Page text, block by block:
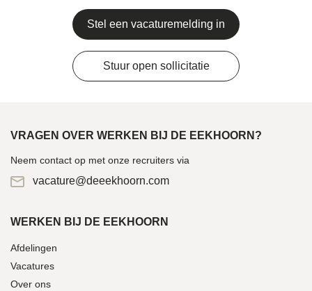
Stel een vacaturemelding in
Stuur open sollicitatie
WERKEN BIJ DE EEKHOORN
Afdelingen
Vacatures
Over ons
VRAGEN OVER WERKEN BIJ DE EEKHOORN?
Neem contact op met onze recruiters via
vacature@deeekhoorn.com